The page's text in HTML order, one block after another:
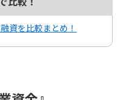
資を比較まとめ！